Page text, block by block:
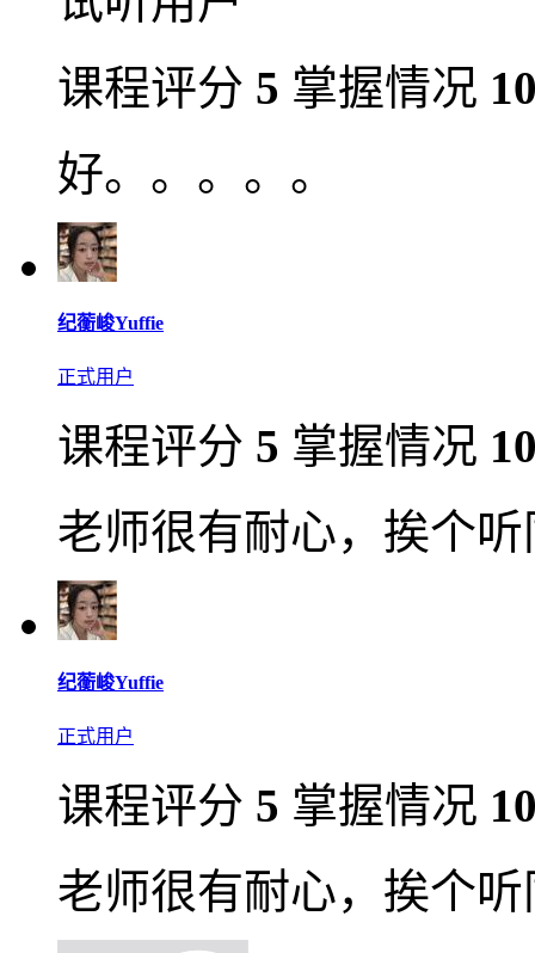
课程评分 5 掌握情况
好。。。。。
纪蘅峻Yuffie
正式用户
课程评分 5 掌握情况
老师很有耐心，挨个
纪蘅峻Yuffie
正式用户
课程评分 5 掌握情况
老师很有耐心，挨个